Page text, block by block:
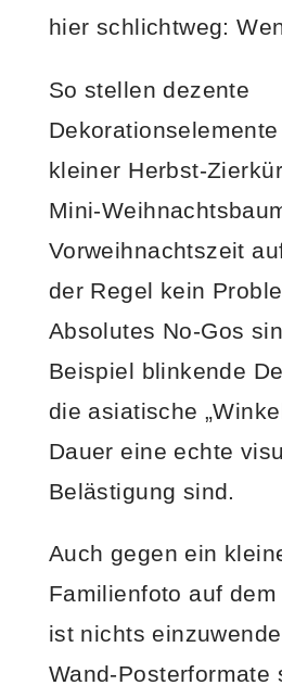
hier schlichtweg:
So stellen dezente
kleiner Herbst-
Mini-
Vorweihnachtszeit
der Regel kein
Absolutes No-Gos
Beispiel blinkende
die asiatische
Dauer eine echte
Belästigung sind.
Auch gegen ein
Familienfoto auf
ist nichts
Wand-Posterformate